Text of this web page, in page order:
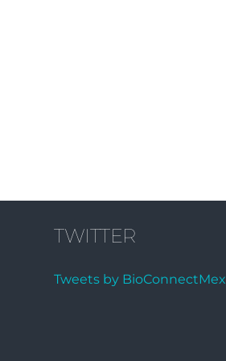
TWITTER
Tweets by BioConnectMex